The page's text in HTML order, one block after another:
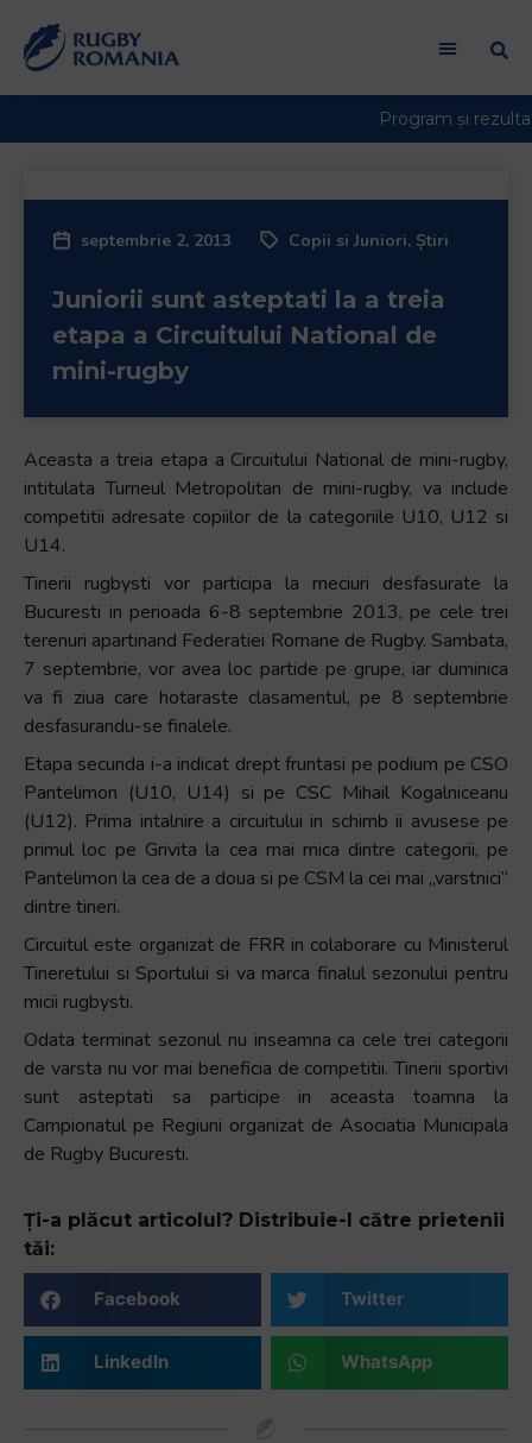
septembrie 2, 2013 Copii si Juniori, Știri
Juniorii sunt asteptati la a treia
etapa a Circuitului National de
mini-rugby
Aceasta a treia etapa a Circuitului National de mini-rugby,
intitulata Turneul Metropolitan de mini-rugby, va include
competitii adresate copiilor de la categoriile U10, U12 si
U14.
Tinerii rugbysti vor participa la meciuri desfasurate la
Bucuresti in perioada 6-8 septembrie 2013, pe cele trei
terenuri apartinand Federatiei Romane de Rugby. Sambata,
7 septembrie, vor avea loc partide pe grupe, iar duminica
va fi ziua care hotaraste clasamentul, pe 8 septembrie
desfasurandu-se finalele.
Etapa secunda i-a indicat drept fruntasi pe podium pe CSO
Pantelimon (U10, U14) si pe CSC Mihail Kogalniceanu
(U12). Prima intalnire a circuitului in schimb ii avusese pe
primul loc pe Grivita la cea mai mica dintre categorii, pe
Pantelimon la cea de a doua si pe CSM la cei mai „varstnici”
dintre tineri.
Circuitul este organizat de FRR in colaborare cu Ministerul
Tineretului si Sportului si va marca finalul sezonului pentru
micii rugbysti.
Odata terminat sezonul nu inseamna ca cele trei categorii
de varsta nu vor mai beneficia de competitii. Tinerii sportivi
sunt asteptati sa participe in aceasta toamna la
Campionatul pe Regiuni organizat de Asociatia Municipala
de Rugby Bucuresti.
Ți-a plăcut articolul? Distribuie-l către prietenii
tăi:
Facebook Twitter
LinkedIn WhatsApp